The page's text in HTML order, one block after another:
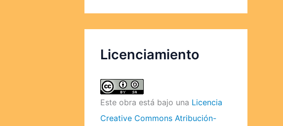
Licenciamiento
Este obra está bajo una Licencia
Creative Commons Atribución-